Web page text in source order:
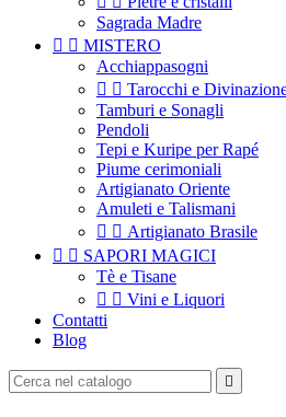
Sagrada Madre
  MISTERO
Acchiappasogni
  Tarocchi e
Tamburi e Sonagli
Pendoli
Tepi e Kuripe per Rapé
Piume cerimoniali
Artigianato Oriente
Amuleti e Talismani
  Artigianato Brasile
  SAPORI MAGICI
Tè e Tisane
  Vini e Liquori
Contatti
Blog
